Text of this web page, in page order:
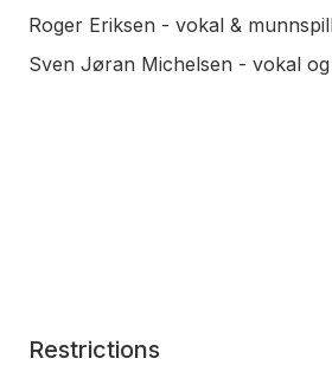
Roger Eriksen - vokal &
Sven Jøran Michelsen - vokal
Restrictions